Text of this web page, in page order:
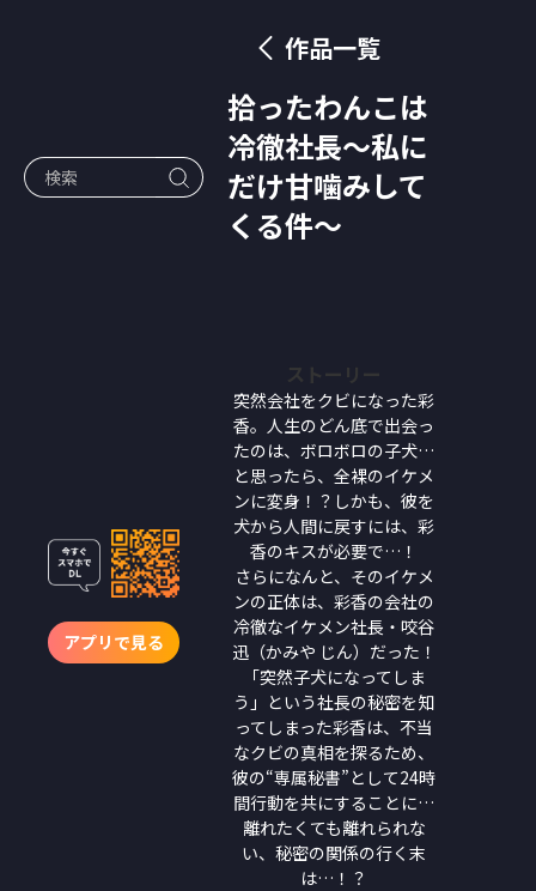
アプリで見る
作品一覧
拾ったわんこは
冷徹社長～私に
だけ甘噛みして
くる件～
ストーリー
突然会社をクビになった彩
香。人生のどん底で出会っ
たのは、ボロボロの子犬…
と思ったら、全裸のイケメ
ンに変身！？しかも、彼を
犬から人間に戻すには、彩
香のキスが必要で…！
さらになんと、そのイケメ
ンの正体は、彩香の会社の
冷徹なイケメン社長・咬谷
迅（かみや じん）だった！
「突然子犬になってしま
う」という社長の秘密を知
ってしまった彩香は、不当
なクビの真相を探るため、
彼の“専属秘書”として24時
間行動を共にすることに…
離れたくても離れられな
い、秘密の関係の行く末
は…！？